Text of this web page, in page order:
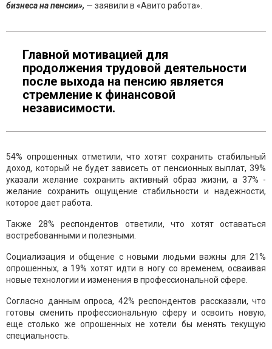
бизнеса на пенсии», — заявили в «Авито работа».
Главной мотивацией для
продолжения трудовой деятельности
после выхода на пенсию является
стремление к финансовой
независимости.
54% опрошенных отметили, что хотят сохранить стабильный
доход, который не будет зависеть от пенсионных выплат, 39%
указали желание сохранить активный образ жизни, а 37% -
желание сохранить ощущение стабильности и надежности,
которое дает работа.
Также 28% респондентов ответили, что хотят оставаться
востребованными и полезными.
Социализация и общение с новыми людьми важны для 21%
опрошенных, а 19% хотят идти в ногу со временем, осваивая
новые технологии и изменения в профессиональной сфере.
Согласно данным опроса, 42% респондентов рассказали, что
готовы сменить профессиональную сферу и освоить новую,
еще столько же опрошенных не хотели бы менять текущую
специальность.